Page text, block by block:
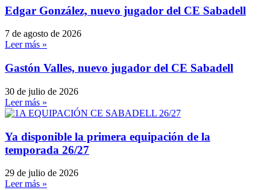
Edgar González, nuevo jugador del CE Sabadell
7 de agosto de 2026
Leer más »
Gastón Valles, nuevo jugador del CE Sabadell
30 de julio de 2026
Leer más »
Ya disponible la primera equipación de la
temporada 26/27
29 de julio de 2026
Leer más »